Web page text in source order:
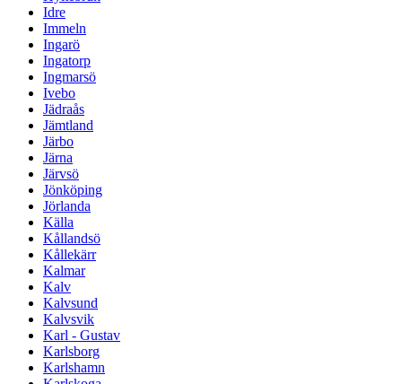
Idre
Immeln
Ingarö
Ingatorp
Ingmarsö
Ivebo
Jädraås
Jämtland
Järbo
Järna
Järvsö
Jönköping
Jörlanda
Källa
Kållandsö
Kållekärr
Kalmar
Kalv
Kalvsund
Kalvsvik
Karl - Gustav
Karlsborg
Karlshamn